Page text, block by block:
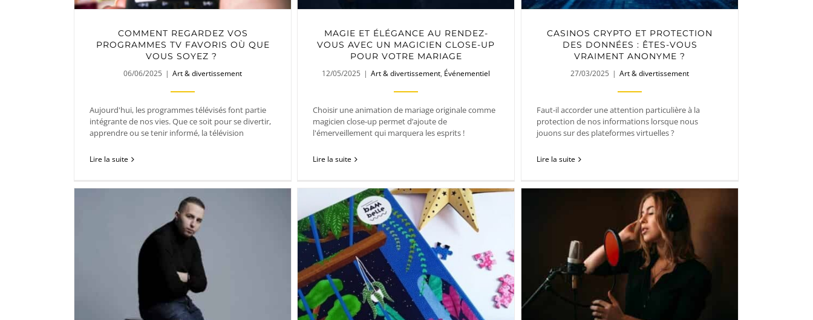
COMMENT REGARDEZ VOS
PROGRAMMES TV FAVORIS OÙ QUE
VOUS SOYEZ ?
06/06/2025 | Art & divertissement
Aujourd'hui, les programmes télévisés font partie
intégrante de nos vies. Que ce soit pour se divertir,
apprendre ou se tenir informé, la télévision
Lire la suite
MAGIE ET ÉLÉGANCE AU RENDEZ-
VOUS AVEC UN MAGICIEN CLOSE-UP
POUR VOTRE MARIAGE
12/05/2025 | Art & divertissement, Événementiel
Choisir une animation de mariage originale comme
magicien close-up permet d’ajoute de
l'émerveillement qui marquera les esprits !
Lire la suite
CASINOS CRYPTO ET PROTECTION
DES DONNÉES : ÊTES-VOUS
VRAIMENT ANONYME ?
27/03/2025 | Art & divertissement
Faut-il accorder une attention particulière à la
protection de nos informations lorsque nous
jouons sur des plateformes virtuelles ?
Lire la suite